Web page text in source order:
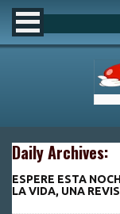
Daily Archives:
ESPERE ESTA
LA VIDA, UNA